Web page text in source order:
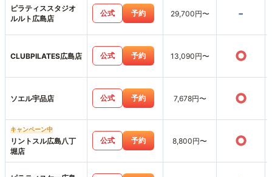
ピラティススタジオ
ルルト広島店
公式 予約 29,700円〜 -
CLUBPILATES広島店 公式 予約 13,090円〜 ○
ソエル宇品店 公式 予約 7,678円〜 ○
キャンペーン中
リントスル広島八丁
堀店
公式 予約 8,800円〜 ○